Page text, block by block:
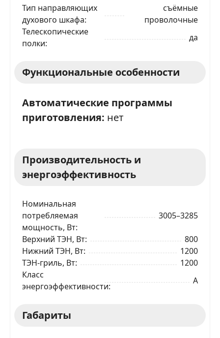
Тип направляющих
духового шкафа
съёмные
проволочные
Телескопические
полки
да
Функциональные особенности
Автоматические программы
приготовления: нет
Производительность и
энергоэффективность
Номинальная
потребляемая
мощность, Вт
3005–3285
Верхний ТЭН, Вт
800
Нижний ТЭН, Вт
1200
ТЭН-гриль, Вт
1200
Класс
энергоэффективности
A
Габариты
Ваше имя
Телефон*
ОТПРАВИТЬ ЗАЯВКУ